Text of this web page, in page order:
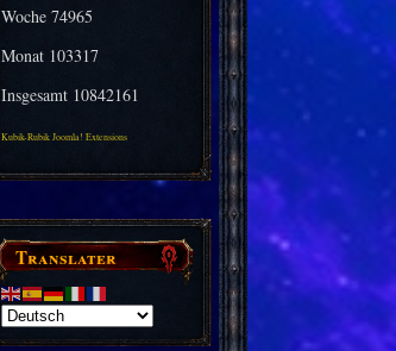
Woche74965
Monat 103317
Insgesamt 10842161
Kubik-Rubik Joomla! Extensions
Translater